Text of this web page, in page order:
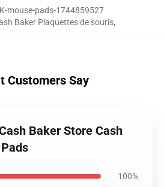
mouse-pads-1744859527
Baker Plaquettes de souris,
Customers Say
Baker Store Cash
100%